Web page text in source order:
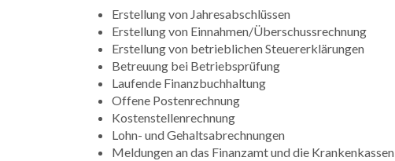
Erstellung von Jahresabschlüssen
Erstellung von Einnahmen/Überschussrechnung
Erstellung von betrieblichen Steuererklärungen
Betreuung bei Betriebsprüfung
Laufende Finanzbuchhaltung
Offene Postenrechnung
Kostenstellenrechnung
Lohn- und Gehaltsabrechnungen
Meldungen an das Finanzamt und die Krankenkassen